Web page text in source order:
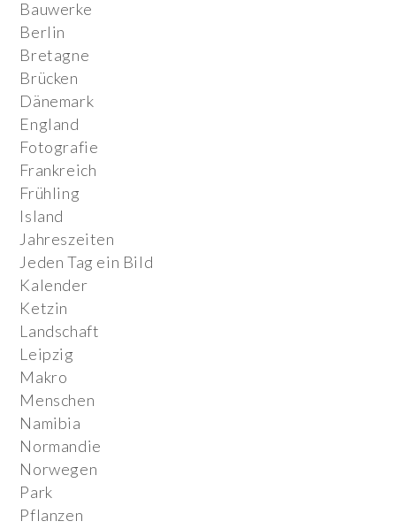
Bauwerke
Berlin
Bretagne
Brücken
Dänemark
England
Fotografie
Frankreich
Frühling
Island
Jahreszeiten
Jeden Tag ein Bild
Kalender
Ketzin
Landschaft
Leipzig
Makro
Menschen
Namibia
Normandie
Norwegen
Park
Pflanzen